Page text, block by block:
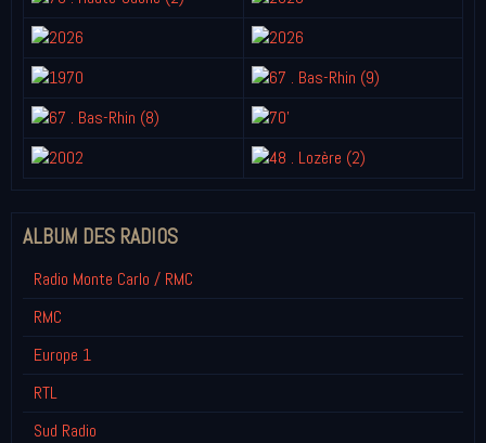
ALBUM DES RADIOS
Radio Monte Carlo / RMC
RMC
Europe 1
RTL
Sud Radio